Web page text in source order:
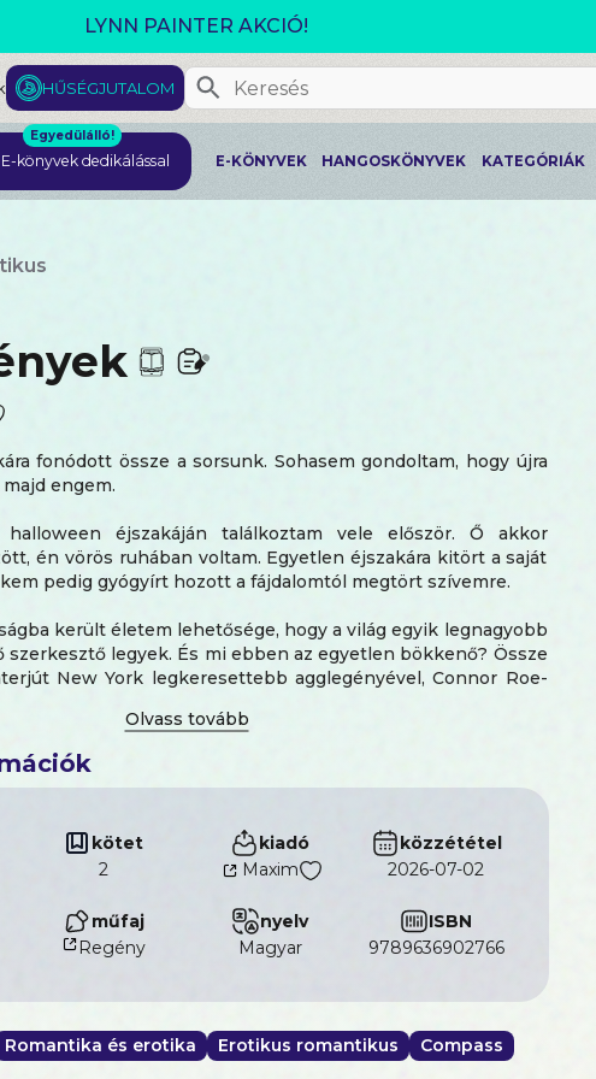
L. J. SHEN: LEGVADABB ÁLMAIMBAN SZERETLEK
HŰSÉGJUTALOM
E-könyvek dedikálással
Egyedülálló!
E-KÖNYVEK HANGOSKÖNYVEK KATEGÓRIÁK
fonódott össze a sorsunk. Sohasem gondoltam, hogy újra
engem.
éjszakáján találkoztam vele először. Ő akkor
én vörös ruhában voltam. Egyetlen éjszakára kitört a saját
pedig gyógyírt hozott a fájdalomtól megtört szívemre.
került életem lehetősége, hogy a világ egyik legnagyobb
szerkesztő legyek. És mi ebben az egyetlen bökkenő? Össze
New York legkeresettebb agglegényével, Connor Roe-
az elmúlt, szenvedélyes éjszakának a hőse. Most az a
vele az exkluzív interjút. Nem számítottam rá, hogy
akarja majd magának.
felesége leszek.
kötet
2
kiadó
Maxim
közzététel
2026-07-02
műfaj
Regény
nyelv
magyar
ISBN
9789636902766
Romantika és erotika Erotikus romantikus
Compass